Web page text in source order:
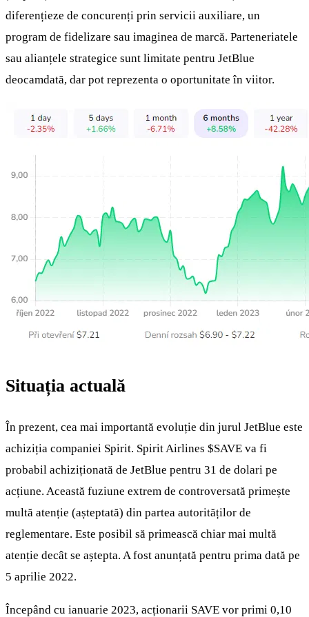
diferențieze de concurenți prin servicii auxiliare, un
program de fidelizare sau imaginea de marcă. Parteneriatele
sau alianțele strategice sunt limitate pentru JetBlue
deocamdată, dar pot reprezenta o oportunitate în viitor.
Situația actuală
În prezent, cea mai importantă evoluție din jurul JetBlue este
achiziția companiei Spirit. Spirit Airlines $SAVE va fi
probabil achiziționată de JetBlue pentru 31 de dolari pe
acțiune. Această fuziune extrem de controversată primește
multă atenție (așteptată) din partea autorităților de
reglementare. Este posibil să primească chiar mai multă
atenție decât se aștepta. A fost anunțată pentru prima dată pe
5 aprilie 2022.
Începând cu ianuarie 2023, acționarii SAVE vor primi 0,10